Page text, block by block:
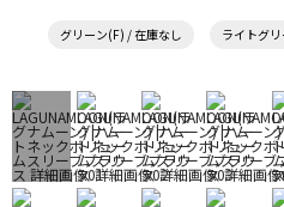
グリーン(F) / 在庫なし ライトグ